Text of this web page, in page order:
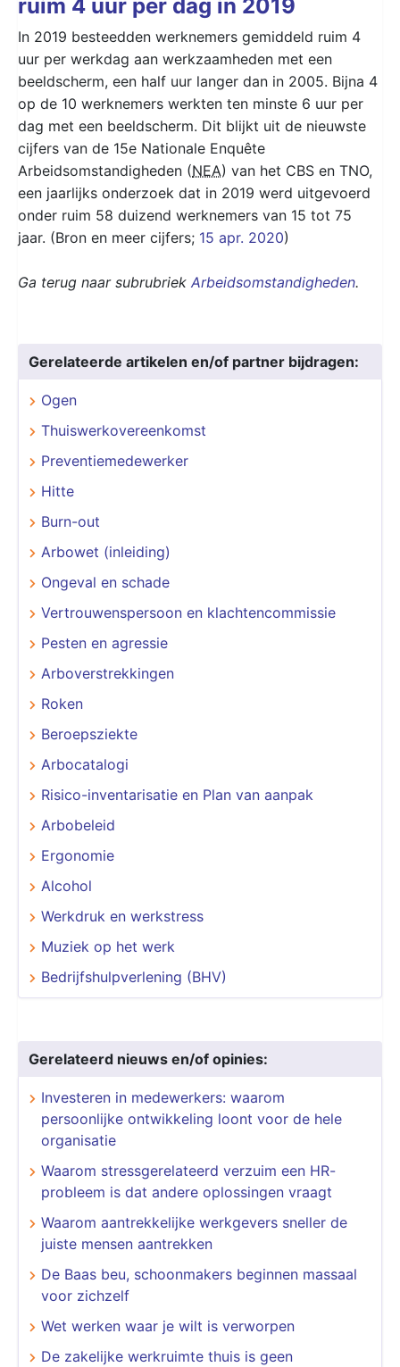
ruim 4 uur per dag in 2019
In 2019 besteedden werknemers gemiddeld ruim 4
uur per werkdag aan werkzaamheden met een
beeldscherm, een half uur langer dan in 2005. Bijna 4
op de 10 werknemers werkten ten minste 6 uur per
dag met een beeldscherm. Dit blijkt uit de nieuwste
cijfers van de 15e Nationale Enquête
Arbeidsomstandigheden (NEA) van het CBS en TNO,
een jaarlijks onderzoek dat in 2019 werd uitgevoerd
onder ruim 58 duizend werknemers van 15 tot 75
jaar. (Bron en meer cijfers; 15 apr. 2020)
Ga terug naar subrubriek Arbeidsomstandigheden.
Gerelateerde artikelen en/of partner bijdragen:
Ogen
Thuiswerkovereenkomst
Preventiemedewerker
Hitte
Burn-out
Arbowet (inleiding)
Ongeval en schade
Vertrouwenspersoon en klachtencommissie
Pesten en agressie
Arboverstrekkingen
Roken
Beroepsziekte
Arbocatalogi
Risico-inventarisatie en Plan van aanpak
Arbobeleid
Ergonomie
Alcohol
Werkdruk en werkstress
Muziek op het werk
Bedrijfshulpverlening (BHV)
Gerelateerd nieuws en/of opinies:
Investeren in medewerkers: waarom
persoonlijke ontwikkeling loont voor de hele
organisatie
Waarom stressgerelateerd verzuim een HR-
probleem is dat andere oplossingen vraagt
Waarom aantrekkelijke werkgevers sneller de
juiste mensen aantrekken
De Baas beu, schoonmakers beginnen massaal
voor zichzelf
Wet werken waar je wilt is verworpen
De zakelijke werkruimte thuis is geen